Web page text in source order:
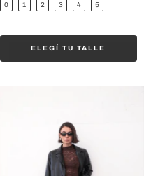
0 1 2 3 4 5
ELEGÍ TU TALLE